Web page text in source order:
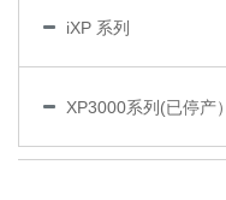
iXP 系列
XP3000系列(已停产）